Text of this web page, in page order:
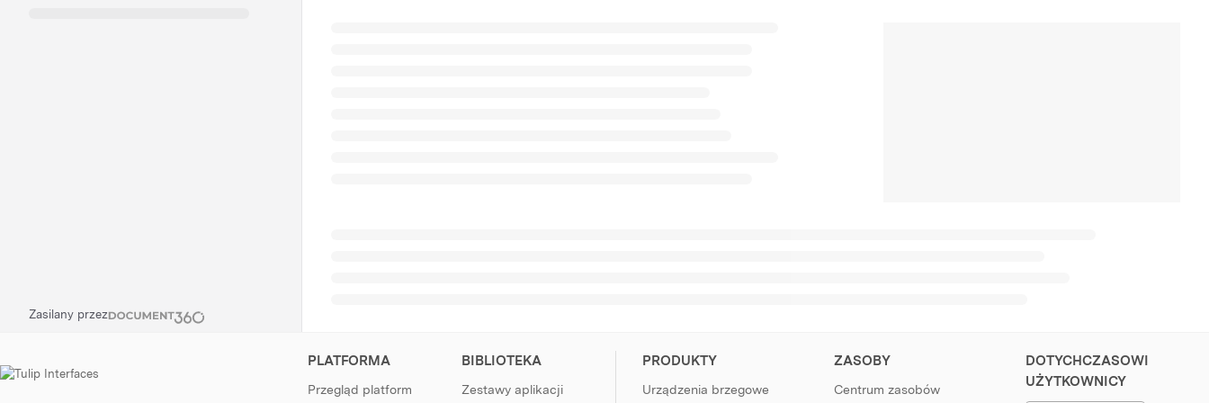
Zasilany przez
PLATFORMA
Przegląd platform
BIBLIOTEKA
Zestawy aplikacji
PRODUKTY
Urządzenia brzegowe
ZASOBY
Centrum zasobów
DOTYCHCZASOWI
UŻYTKOWNICY